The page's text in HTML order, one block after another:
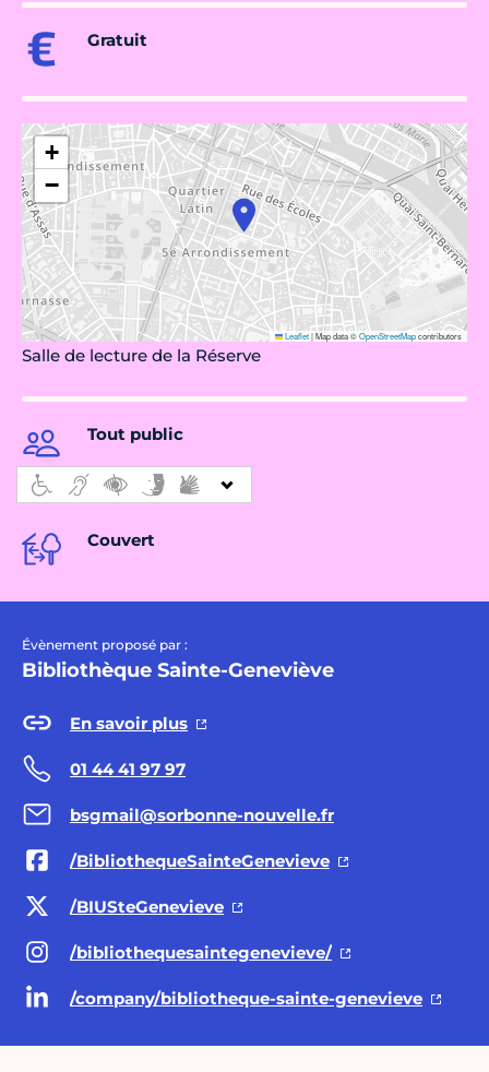
Gratuit
+
−
Leaflet|Map data ©OpenStreetMapcontributors
Salle de lecture de la Réserve
Tout public
Couvert
Évènement proposé par :
Bibliothèque Sainte-Geneviève
En savoir plus
01 44 41 97 97
bsgmail@sorbonne-nouvelle.fr
/BibliothequeSainteGenevieve
/BIUSteGenevieve
/bibliothequesaintegenevieve/
/company/bibliotheque-sainte-genevieve